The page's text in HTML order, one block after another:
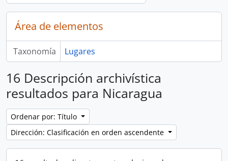
Área de elementos
Taxonomía Lugares
16 Descripción archivística
resultados para Nicaragua
Ordenar por: Título
Dirección: Clasificación en orden ascendente